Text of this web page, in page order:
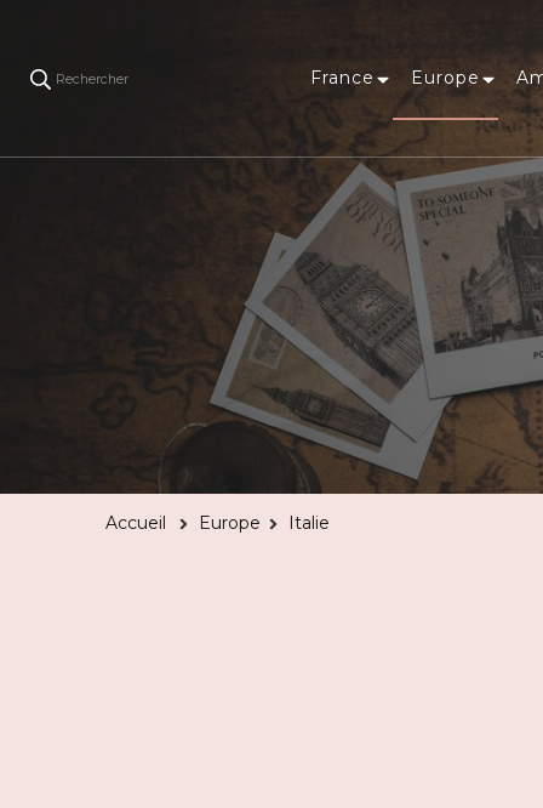
Rechercher France Europe
Accueil Europe Italie